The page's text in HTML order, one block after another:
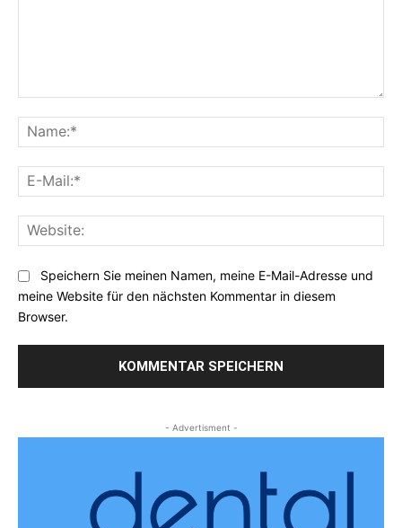
Speichern Sie meinen Namen, meine E-Mail-Adresse und
meine Website für den nächsten Kommentar in diesem
Browser.
- Advertisment -